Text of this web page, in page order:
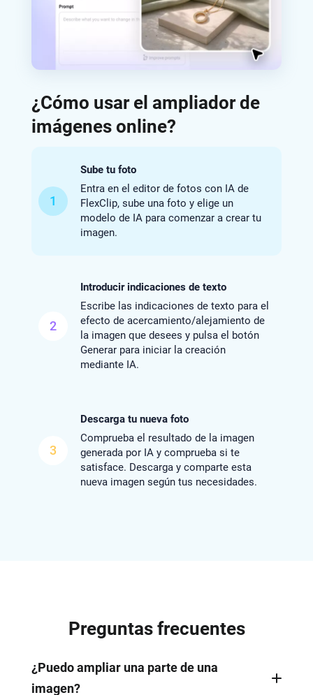
¿Cómo usar el ampliador de
imágenes online?
1
Sube tu foto
Entra en el editor de fotos con IA de
FlexClip, sube una foto y elige un
modelo de IA para comenzar a crear tu
imagen.
2
Introducir indicaciones de texto
Escribe las indicaciones de texto para el
efecto de acercamiento/alejamiento de
la imagen que desees y pulsa el botón
Generar para iniciar la creación
mediante IA.
3
Descarga tu nueva foto
Comprueba el resultado de la imagen
generada por IA y comprueba si te
satisface. Descarga y comparte esta
nueva imagen según tus necesidades.
Preguntas frecuentes
¿Puedo ampliar una parte de una
imagen?